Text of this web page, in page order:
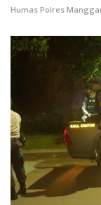
Humas Polres